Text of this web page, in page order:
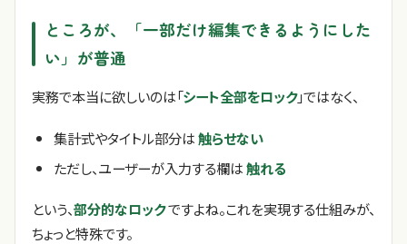
ところが、「一部だけ編集できるようにした
い」が普通
実務で本当に欲しいのは「シート全部をロック」ではなく、
集計式やタイトル部分は触らせない
ただし、ユーザーが入力する欄は触れる
という、部分的なロックですよね。これを実現する仕組みが、
ちょっと特殊です。